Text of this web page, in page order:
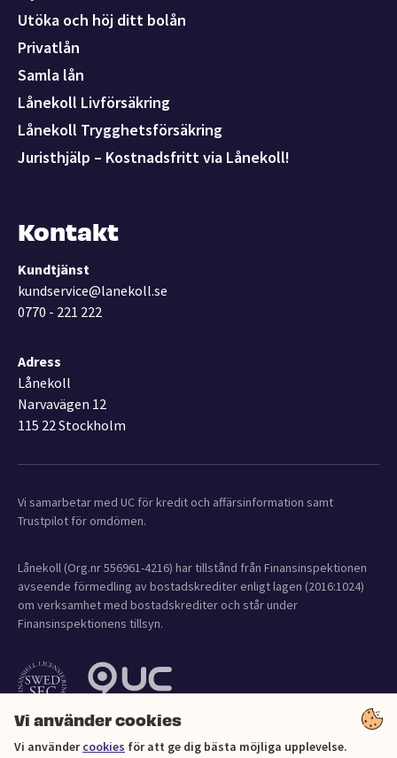
Vi använder cookies
Vi användercookies för att ge dig bästa möjliga upplevelse.
Utöka och höj ditt bolån
Privatlån
Samla lån
Lånekoll Livförsäkring
Lånekoll Trygghetsförsäkring
Juristhjälp – Kostnadsfritt via Lånekoll!
Kontakt
Kundtjänst
kundservice@lanekoll.se
0770 - 221 222
Adress
Lånekoll
Narvavägen 12
115 22 Stockholm
Vi samarbetar med UC för kredit och affärsinformation samt
Trustpilot för omdömen.
Lånekoll (Org.nr 556961-4216) har tillstånd från Finansinspektionen
avseende förmedling av bostadskrediter enligt lagen (2016:1024)
om verksamhet med bostadskrediter och står under
Finansinspektionens tillsyn.